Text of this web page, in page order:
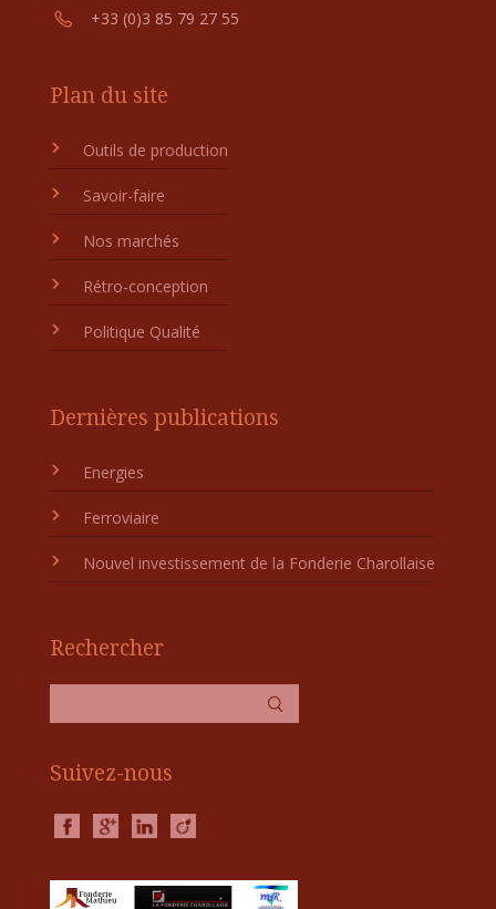
+33 (0)3 85 79 27 55
Plan du site
Outils de production
Savoir-faire
Nos marchés
Rétro-conception
Politique Qualité
Dernières publications
Energies
Ferroviaire
Nouvel investissement de la Fonderie Charollaise
Rechercher
Suivez-nous